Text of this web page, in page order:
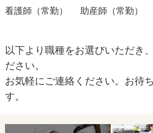
看護師（常勤） 助産師（常勤）
以下より職種をお選びいただき
ださい。
お気軽にご連絡ください。お待
す。